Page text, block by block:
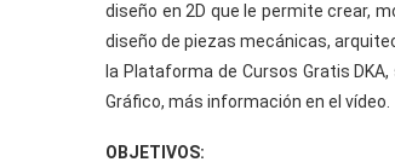
diseño en 2D que le permite crear,
diseño de piezas mecánicas,
la Plataforma de Cursos Gratis
Gráfico, más información en el vídeo.
OBJETIVOS: